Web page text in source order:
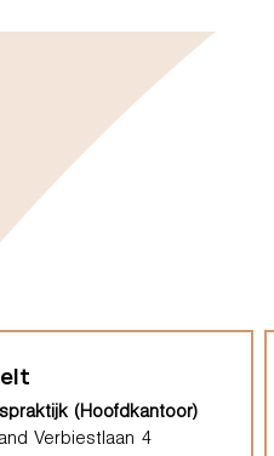
(Hoofdkantoor)
Verbiestlaan 4